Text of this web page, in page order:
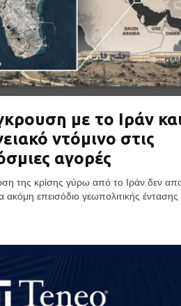
με το Ιράν
ντόμινο στις
αγορές
της κρίσης γύρω από το Ιράν δεν
ακόμη επεισόδιο γεωπολιτικής